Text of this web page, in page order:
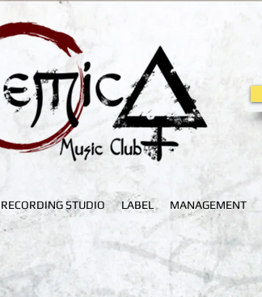
RECORDING STUDIO LABEL MANAGEMENT